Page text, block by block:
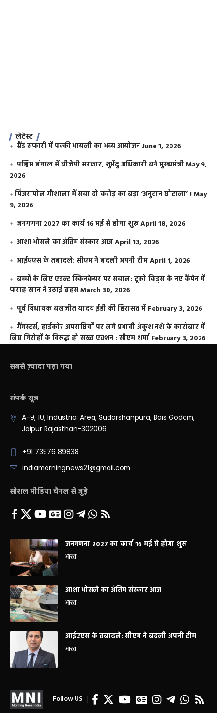
लेटेस्ट
ग्रैंड सफारी में पक्की भायली का भव्य आयोजन June 1, 2026
पश्चिम बंगाल में बीजेपी सरकार, शुभेंदु अधिकारी बने मुख्यमंत्रीMay 9,
2026
​पिंजरापोल गौशाला में सवा दो करोड़ का बड़ा ‘अनुदान घोटाला’ !May
9, 2026
जनगणना 2027 का कार्य 16 मई से होगा शुरूApril 18, 2026
आशा भोसले का अंतिम संस्कार आजApril 13, 2026
आईएएस के तबादले: सीएम ने बदली अपनी टीमApril 1, 2026
बच्चों के लिए एडल्ट स्किनकेयर पर सवाल: टूको किड्स के नए कैंपेन में
फराह खान ने उठाई बहसMarch 30, 2026
पूर्व विधायक बलजीत यादव ईडी की हिरासत में February 3, 2026
गैंगस्टर्स, हार्डकोर अपराधियों पर लगे प्रभावी अंकुश नशे के कारोबार में
लिप्त गिरोहों के विरूद्ध हो सख्त एक्शन : सीएम शर्मा February 3, 2026
सबसे ज़्यादा पढ़ा गया
संपर्क सूत्र
A-9, 10, Industrial Area, Sudarshanpura, Bais Godam,
Jaipur Rajasthan-302006
+91 73576 89838
indiamorningnews21@gmail.com
सोशल मीडिया चैनल से जुड़े
जनगणना 2027 का कार्य 16 मई से होगा शुरू
भारत
आशा भोसले का अंतिम संस्कार आज
भारत
आईएएस के तबादले: सीएम ने बदली अपनी टीम
भारत
Follow US